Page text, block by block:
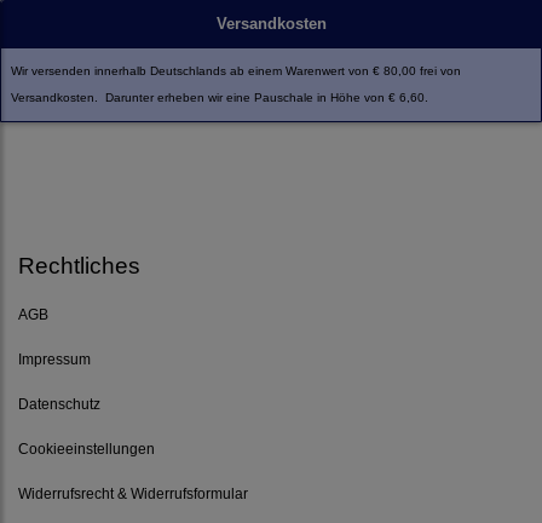
Versandkosten
Wir versenden innerhalb Deutschlands ab einem Warenwert von € 80,00 frei von
Versandkosten. Darunter erheben wir eine Pauschale in Höhe von € 6,60.
Rechtliches
AGB
Impressum
Datenschutz
Cookieeinstellungen
Widerrufsrecht & Widerrufsformular